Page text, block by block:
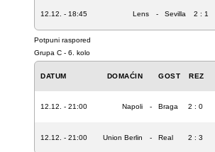
12.12. - 18:45 Lens - Sevilla 2 : 1
Potpuni raspored
Grupa C - 6. kolo
DATUM DOMAĆIN GOST REZ
12.12. - 21:00 Napoli - Braga 2 : 0
12.12. - 21:00 Union Berlin - Real 2 : 3